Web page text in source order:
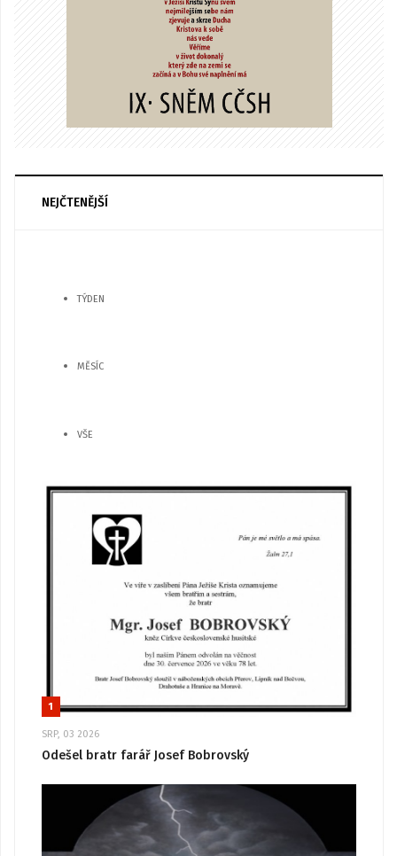
NEJČTENĚJŠÍ
TÝDEN
MĚSÍC
VŠE
1
SRP, 03 2026
Odešel bratr farář Josef Bobrovský